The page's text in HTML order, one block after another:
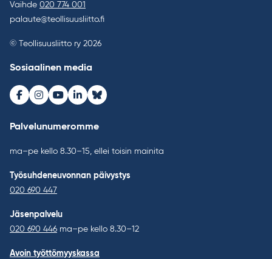
Vaihde 020 774 001
palaute@teollisuusliitto.fi
© Teollisuusliitto ry 2026
Sosiaalinen media
Facebook
Instagram
Youtube
LinkedInBluesky
Palvelunumeromme
ma–pe kello 8.30–15, ellei toisin mainita
Työsuhdeneuvonnan päivystys
020 690 447
Jäsenpalvelu
020 690 446 ma–pe kello 8.30–12
Avoin työttömyyskassa